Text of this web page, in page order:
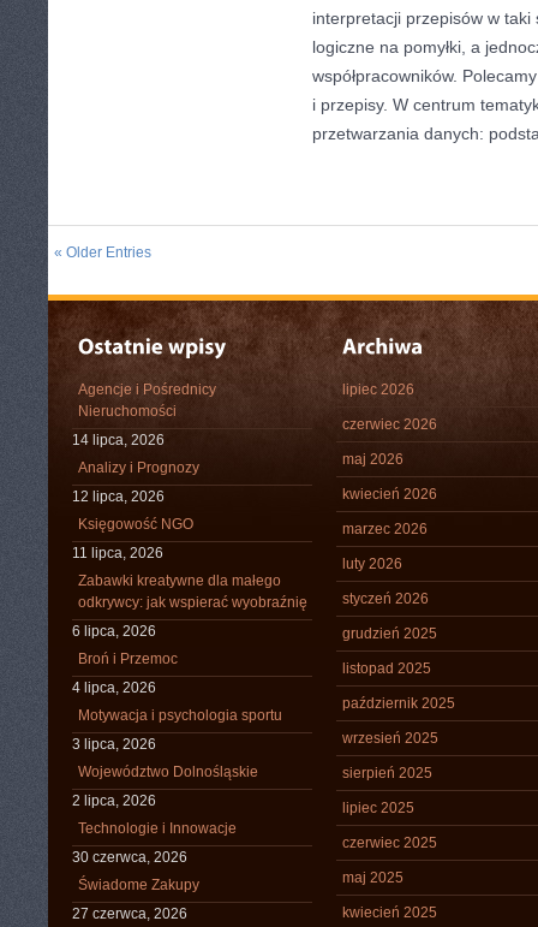
interpretacji przepisów w taki
logiczne na pomyłki, a
współpracowników.
i przepisy. W centrum
przetwarzania danych:
« Older Entries
Agencje i Pośrednicy
Nieruchomości
14 lipca, 2026
Analizy i Prognozy
12 lipca, 2026
Księgowość NGO
11 lipca, 2026
Zabawki kreatywne dla małego
odkrywcy: jak wspierać wyobraźnię
6 lipca, 2026
Broń i Przemoc
4 lipca, 2026
Motywacja i psychologia sportu
3 lipca, 2026
Województwo Dolnośląskie
2 lipca, 2026
Technologie i Innowacje
30 czerwca, 2026
Świadome Zakupy
27 czerwca, 2026
lipiec 2026
czerwiec 2026
maj 2026
kwiecień 2026
marzec 2026
luty 2026
styczeń 2026
grudzień 2025
listopad 2025
październik 2025
wrzesień 2025
sierpień 2025
lipiec 2025
czerwiec 2025
maj 2025
kwiecień 2025